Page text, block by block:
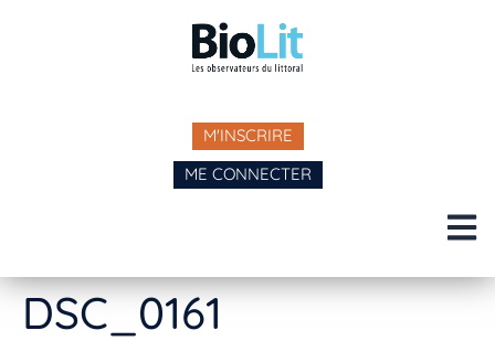
M'INSCRIRE
ME CONNECTER
DSC_0161